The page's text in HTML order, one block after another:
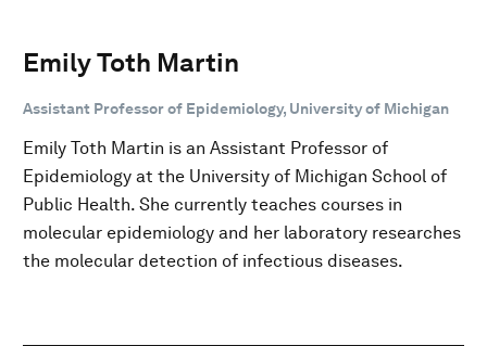
Emily Toth Martin
Assistant Professor of Epidemiology, University of Michigan
Emily Toth Martin is an Assistant Professor of
Epidemiology at the University of Michigan School of
Public Health. She currently teaches courses in
molecular epidemiology and her laboratory researches
the molecular detection of infectious diseases.